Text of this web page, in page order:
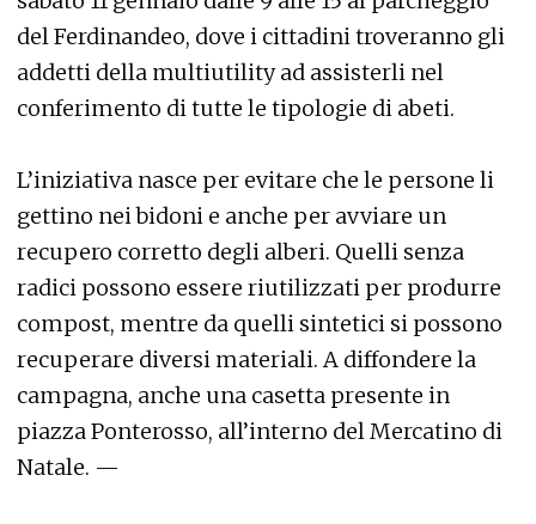
del Ferdinandeo, dove i cittadini troveranno gli
addetti della multiutility ad assisterli nel
conferimento di tutte le tipologie di abeti.
L’iniziativa nasce per evitare che le persone li
gettino nei bidoni e anche per avviare un
recupero corretto degli alberi. Quelli senza
radici possono essere riutilizzati per produrre
compost, mentre da quelli sintetici si possono
recuperare diversi materiali. A diffondere la
campagna, anche una casetta presente in
piazza Ponterosso, all’interno del Mercatino di
Natale. —